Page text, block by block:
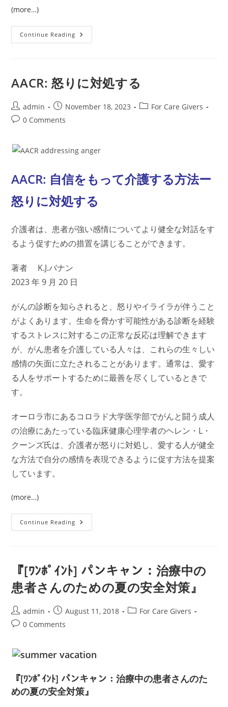
(more…)
Continue Reading AACR:
話
こ
と
を
け
る
AACR: 怒りに対処する
Post
author:
admin
Post
published:
November 18, 2023
PostFor Care Givers
Post0 Comments
AACR: 自信をもって介護する方法ー
怒りに対処する
介護者は、患者が強い感情についてより健全な対話をす
るよう促すための措置を講じることができます。
著者 K.J.バナン
2023 年 9 月 20 日
がんの診断を知らされると、怒りやイライラが伴うこと
がよくあります。生命を脅かす可能性がある診断を経験
するストレスに対するこの正常な反応は理解できます
が、がん患者を介護している人々は、これらの生々しい
感情の矢面に立たされることがあります。通常は、愛す
る人をサポートするために最善を尽くしているときで
す。
オーロラ市にあるコロラド大学医学部でがんと闘う成人
の治療にあたっている臨床健康心理学者のヘレン・L・
クーンズ氏は、介護者が怒りに対処し、愛する人が健全
な方法で自分の感情を表現できるように促す方法を提案
しています。
(more…)
Continue Reading AACR:
怒
す
る
『[ﾜﾝﾎﾟｲﾝﾄ] パンキャン：治療中の
患者さんのための夏の安全対策』
Post
author:
admin
Post
published:
August 11, 2018
PostFor Care Givers
Post0 Comments
『[ﾜﾝﾎﾟｲﾝﾄ] パンキャン：治療中の患者さんのた
めの夏の安全対策』